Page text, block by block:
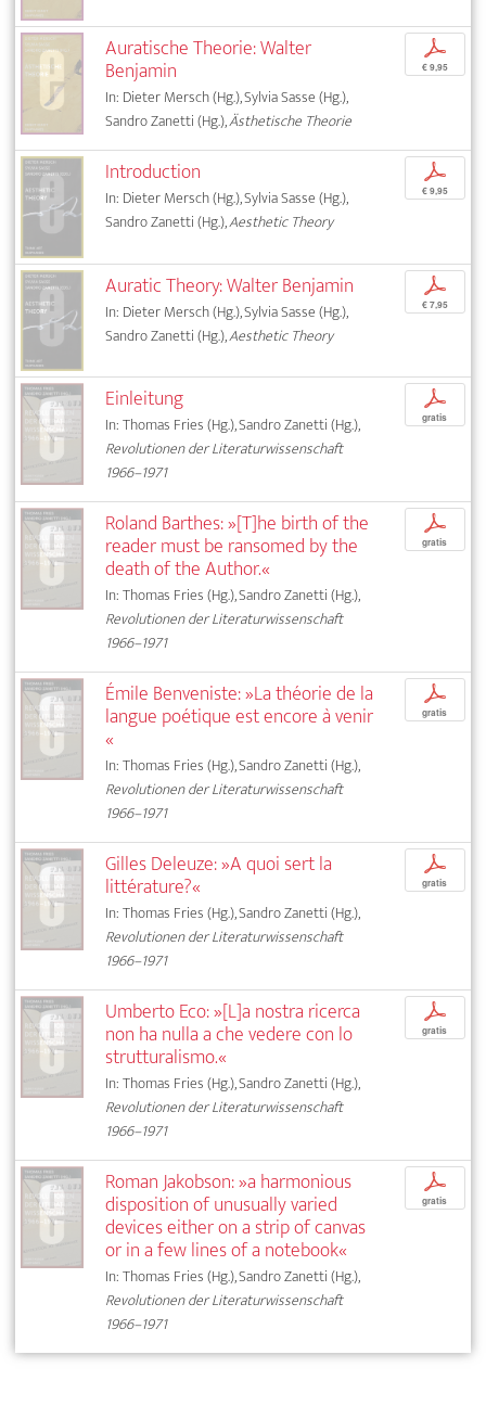
Auratische Theorie: Walter
Benjamin
In: Dieter Mersch (Hg.), Sylvia Sasse (Hg.),
Sandro Zanetti (Hg.),Ästhetische Theorie
p
€ 9,95
Introduction
In: Dieter Mersch (Hg.), Sylvia Sasse (Hg.),
Sandro Zanetti (Hg.),Aesthetic Theory
p
€ 9,95
Auratic Theory: Walter Benjamin
In: Dieter Mersch (Hg.), Sylvia Sasse (Hg.),
Sandro Zanetti (Hg.),Aesthetic Theory
p
€ 7,95
Einleitung
In: Thomas Fries (Hg.), Sandro Zanetti (Hg.),
Revolutionen der Literaturwissenschaft
1966–1971
p
gratis
Roland Barthes: »[T]he birth of the
reader must be ransomed by the
death of the Author.«
In: Thomas Fries (Hg.), Sandro Zanetti (Hg.),
Revolutionen der Literaturwissenschaft
1966–1971
p
gratis
Émile Benveniste: »La théorie de la
langue poétique est encore à venir
«
In: Thomas Fries (Hg.), Sandro Zanetti (Hg.),
Revolutionen der Literaturwissenschaft
1966–1971
p
gratis
Gilles Deleuze: »A quoi sert la
littérature?«
In: Thomas Fries (Hg.), Sandro Zanetti (Hg.),
Revolutionen der Literaturwissenschaft
1966–1971
p
gratis
Umberto Eco: »[L]a nostra ricerca
non ha nulla a che vedere con lo
strutturalismo.«
In: Thomas Fries (Hg.), Sandro Zanetti (Hg.),
Revolutionen der Literaturwissenschaft
1966–1971
p
gratis
Roman Jakobson: »a harmonious
disposition of unusually varied
devices either on a strip of canvas
or in a few lines of a notebook«
In: Thomas Fries (Hg.), Sandro Zanetti (Hg.),
Revolutionen der Literaturwissenschaft
1966–1971
p
gratis